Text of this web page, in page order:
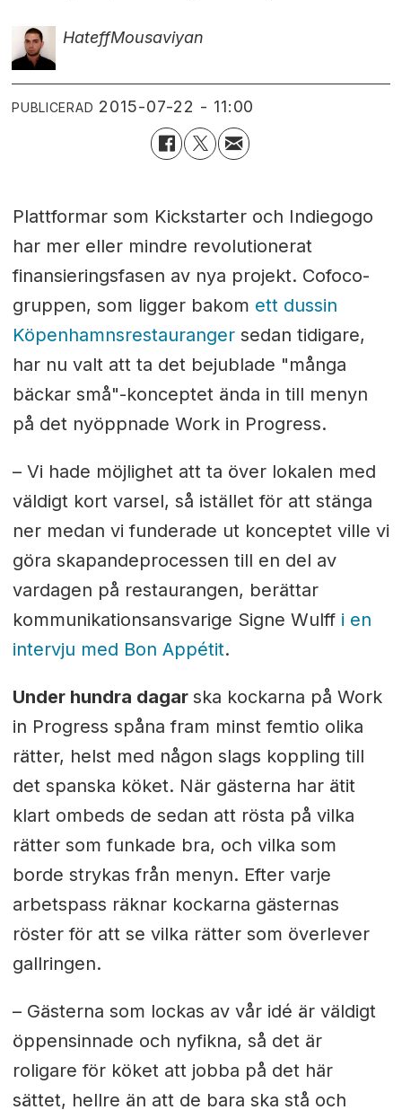
HateffMousaviyan
PUBLICERAD 2015-07-22 - 11:00
Plattformar som Kickstarter och Indiegogo
har mer eller mindre revolutionerat
finansieringsfasen av nya projekt. Cofoco-
gruppen, som ligger bakom ett dussin
Köpenhamnsrestaurangersedan tidigare,
har nu valt att ta det bejublade "många
bäckar små"-konceptet ända in till menyn
på det nyöppnade Work in Progress.
– Vi hade möjlighet att ta över lokalen med
väldigt kort varsel, så istället för att stänga
ner medan vi funderade ut konceptet ville vi
göra skapandeprocessen till en del av
vardagen på restaurangen, berättar
kommunikationsansvarige Signe Wulff i en
intervju med Bon Appétit.
Under hundra dagar ska kockarna på Work
in Progress spåna fram minst femtio olika
rätter, helst med någon slags koppling till
det spanska köket. När gästerna har ätit
klart ombeds de sedan att rösta på vilka
rätter som funkade bra, och vilka som
borde strykas från menyn. Efter varje
arbetspass räknar kockarna gästernas
röster för att se vilka rätter som överlever
gallringen.
– Gästerna som lockas av vår idé är väldigt
öppensinnade och nyfikna, så det är
roligare för köket att jobba på det här
sättet, hellre än att de bara ska stå och